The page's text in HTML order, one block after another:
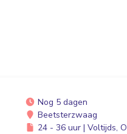
Nog 5 dagen
Beetsterzwaag
24 - 36 uur | Voltijds,